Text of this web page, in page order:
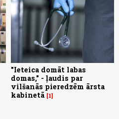
"Ieteica domāt labas
domas," - ļaudis par
vilšanās pieredzēm ārsta
kabinetā 1